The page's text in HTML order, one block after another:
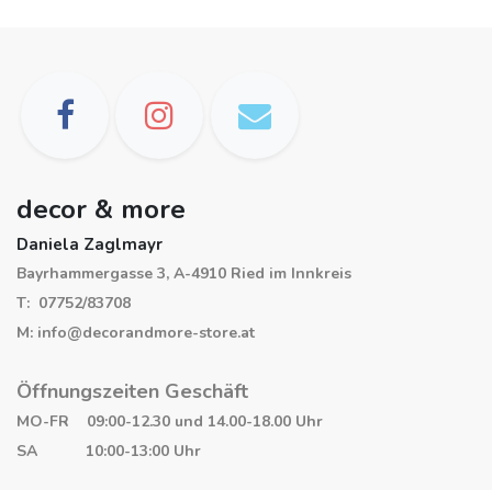
decor & more
Daniela Zaglmayr
Bayrhammergasse 3, A-4910 Ried im Innkreis
T: 07752/83708
M: info@decorandmore-store.at
Öffnungszeiten Geschäft
MO-FR 09:00-12.30 und 14.00-18.00 Uhr
SA 10:00-13:00 Uhr